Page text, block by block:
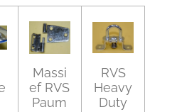
Massi
ef RVS
Paum
RVS
Heavy
Duty